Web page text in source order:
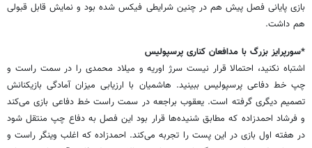
بازی پایانی فصل پیش هم در چنین شرایطی فیکس شده بود و نمایش قابل قبولی
هم داشت.
*سورپرایز بزرگ با مدافعان کناری پرسپولیس
اشتباه نکنید، احتمالا قرار نیست سرژ اوریه و میلاد محمدی را در سمت راست و
چپ خط دفاعی پرسپولیس ببینید. هاشمیان با ارزیابی میزان آمادگی بازیکنانش
تصمیم دیگری گرفته است‌. یعقوب براجعه در سمت راست خط دفاعی بازی می‌کند
و فرشاد احمدزاده که مطابق شنیده‌ها قرار بود این فصل به دفاع چپ منتقل شود
در هفته اول بازی در این پست را تجربه می‌کند. احمدزاده که اغلب وینگر راست و